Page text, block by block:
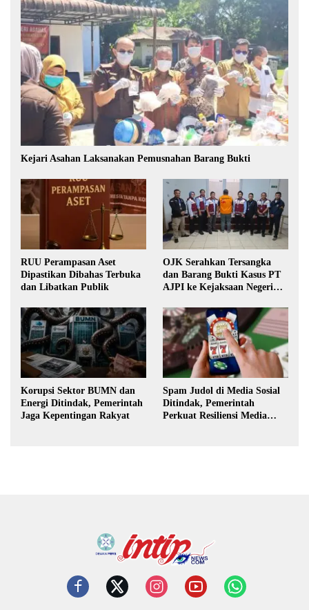
Kejari Asahan Laksanakan Pemusnahan Barang Bukti
RUU Perampasan Aset
Dipastikan Dibahas Terbuka
dan Libatkan Publik
OJK Serahkan Tersangka
dan Barang Bukti Kasus PT
AJPI ke Kejaksaan Negeri
Korupsi Sektor BUMN dan
Energi Ditindak, Pemerintah
Jaga Kepentingan Rakyat
Spam Judol di Media Sosial
Ditindak, Pemerintah
Perkuat Resiliensi Media